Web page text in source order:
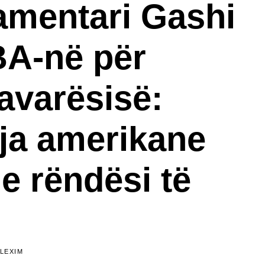
Gashi
në për
amerikane
rëndësi të